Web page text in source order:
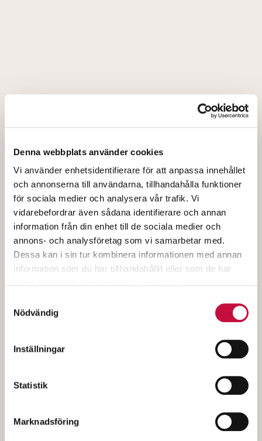
Denna webbplats använder cookies
Vi använder enhetsidentifierare för att anpassa innehållet
och annonserna till användarna, tillhandahålla funktioner
för sociala medier och analysera vår trafik. Vi
vidarebefordrar även sådana identifierare och annan
information från din enhet till de sociala medier och
annons- och analysföretag som vi samarbetar med.
Dessa kan i sin tur kombinera informationen med annan
information som du har tillhandahållit eller som de har
Nödvändig
Inställningar
Statistik
Marknadsföring